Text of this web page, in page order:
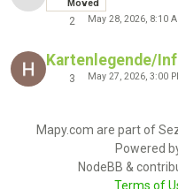
Moved
2 May 28, 2026, 8:10
Kartenlegende/
3 May 27, 2026, 3:00
Mapy.com are part of
Powered
NodeBB &
Terms of